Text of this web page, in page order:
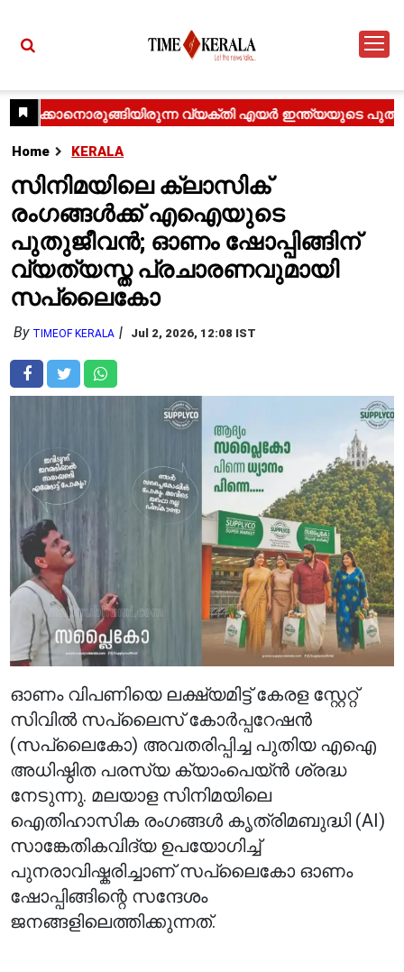
Home KERALA
സിനിമയിലെ ക്ലാസിക്
രംഗങ്ങൾക്ക് എഐയുടെ
പുതുജീവൻ; ഓണം ഷോപ്പിങ്ങിന്
വ്യത്യസ്ത പ്രചാരണവുമായി
സപ്ലൈകോ
By TIMEOF KERALA Jul 2, 2026, 12:08 IST
ഓണം വിപണിയെ ലക്ഷ്യമിട്ട് കേരള സ്റ്റേറ്റ്
സിവിൽ സപ്ലൈസ് കോർപ്പറേഷൻ
(സപ്ലൈകോ) അവതരിപ്പിച്ച പുതിയ എഐ
അധിഷ്ഠിത പരസ്യ ക്യാംപെയ്ൻ ശ്രദ്ധ
നേടുന്നു. മലയാള സിനിമയിലെ
ഐതിഹാസിക രംഗങ്ങൾ കൃത്രിമബുദ്ധി (AI)
സാങ്കേതികവിദ്യ ഉപയോഗിച്ച്
പുനരാവിഷ്കരിച്ചാണ് സപ്ലൈകോ ഓണം
ഷോപ്പിങ്ങിന്റെ സന്ദേശം
ജനങ്ങളിലെത്തിക്കുന്നത്.